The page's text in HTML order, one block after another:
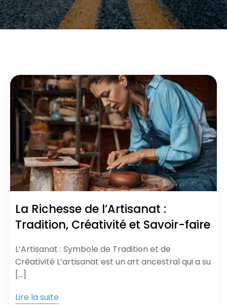
La Richesse de l’Artisanat :
Tradition, Créativité et Savoir-faire
L’Artisanat : Symbole de Tradition et de
Créativité L’artisanat est un art ancestral qui a su
[…]
Lire la suite